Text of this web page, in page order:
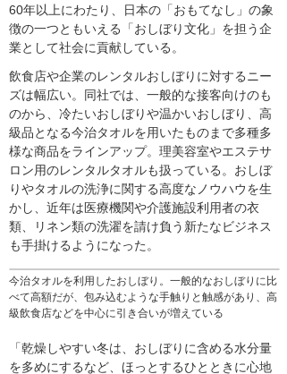
今治タオルを利用したおしぼり。一般的なおしぼりに比
べて高額だが、包み込むような手触りと触感があり、高
級飲食店などを中心に引き合いが増えている
60年以上にわたり、日本の「おもてなし」の象
徴の一つともいえる「おしぼり文化」を担う企
業として社会に貢献している。
飲食店や企業のレンタルおしぼりに対するニー
ズは幅広い。同社では、一般的な接客向けのも
のから、冷たいおしぼりや温かいおしぼり、高
級品となる今治タオルを用いたものまで多種多
様な商品をラインアップ。理美容室やエステサ
ロン用のレンタルタオルも扱っている。おしぼ
りやタオルの洗浄に関する高度なノウハウを生
かし、近年は医療機関や介護施設利用者の衣
類、リネン類の洗濯を請け負う新たなビジネス
も手掛けるようになった。
「乾燥しやすい冬は、おしぼりに含める水分量
を多めにするなど、ほっとするひとときに心地